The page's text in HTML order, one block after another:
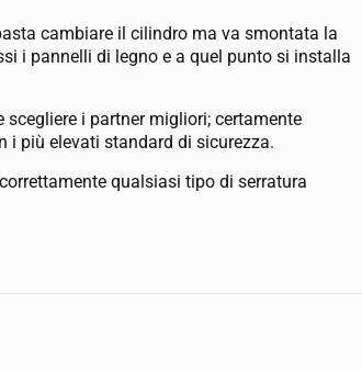
cambiare il cilindro ma va smontata la
i pannelli di legno e a quel punto si installa
i partner migliori; certamente
i più elevati standard di sicurezza.
qualsiasi tipo di serratura